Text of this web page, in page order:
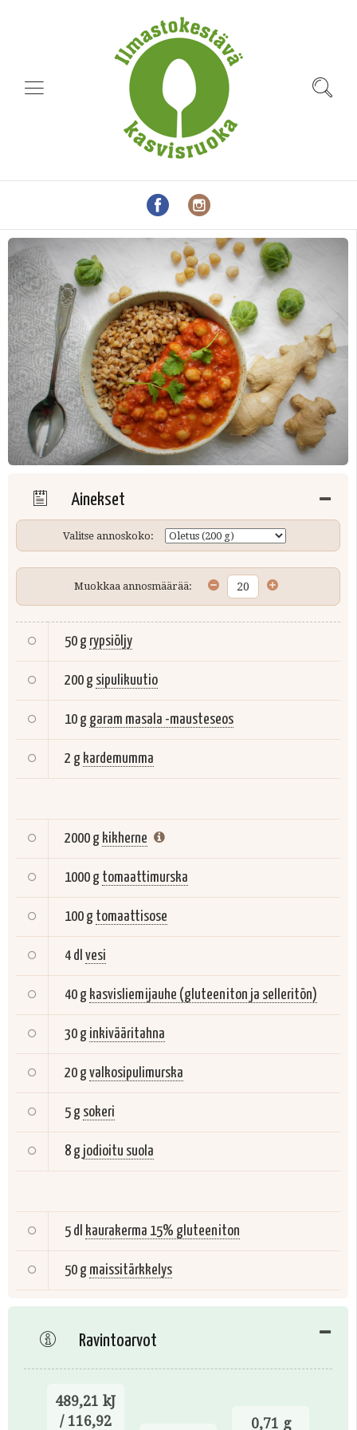
Ainekset
Valitse annoskoko:
Muokkaa annosmäärää:
50 g rypsiöljy
200 g sipulikuutio
10 g garam masala -mausteseos
2 g kardemumma
2000 g kikherne
1000 g tomaattimurska
100 g tomaattisose
4 dl vesi
40 g kasvisliemijauhe (gluteeniton ja selleritön)
30 g inkivääritahna
20 gvalkosipulimurska
5 g sokeri
8 g jodioitu suola
5 dl kaurakerma 15% gluteeniton
50 g maissitärkkelys
Ravintoarvot
489,21 kJ
/ 116,92
0,71 g